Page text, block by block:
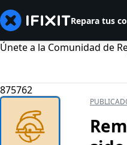
Repara tus
Únete a la Comunidad de
875762